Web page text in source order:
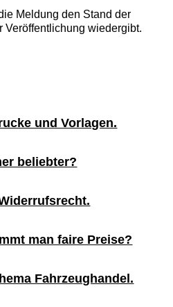
Meldung den Stand der
Veröffentlichung wiedergibt.
und Vorlagen.
beliebter?
man faire Preise?
Fahrzeughandel.